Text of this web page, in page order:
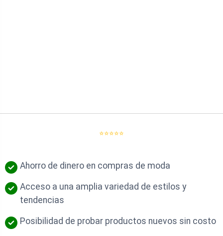
⭐⭐⭐⭐⭐
Ahorro de dinero en compras de moda
Acceso a una amplia variedad de estilos y
tendencias
Posibilidad de probar productos nuevos sin costo